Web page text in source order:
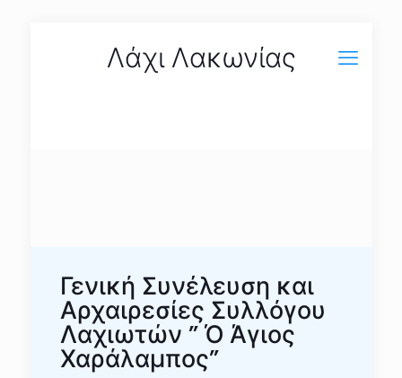
Λάχι Λακωνίας
Γενική Συνέλευση και
Αρχαιρεσίες Συλλόγου
Λαχιωτών ” Ό Άγιος
Χαράλαμπος”